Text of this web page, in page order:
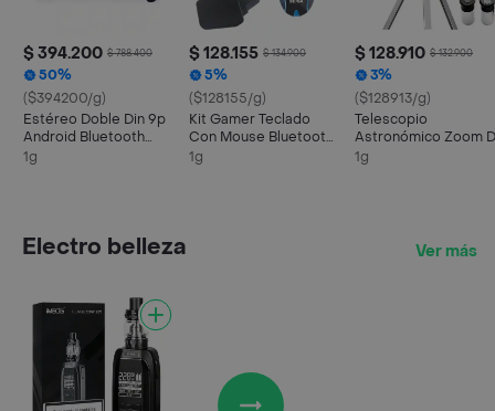
$ 394.200 $ 788.400
50%
($394200/g)
Estéreo Doble Din 9p
Android Bluetooth
Gps C/cámara Trasera
1g
$ 128.155 $ 134.900
5%
($128155/g)
Kit Gamer Teclado
Con Mouse Bluetooth
4 En 1 Celular Tablet
1g
$ 128.910 $ 132.900
3%
($128913/g)
Telescopio
Astronómico Zoom
90x F36050l Color
1g
Electro belleza Ver más